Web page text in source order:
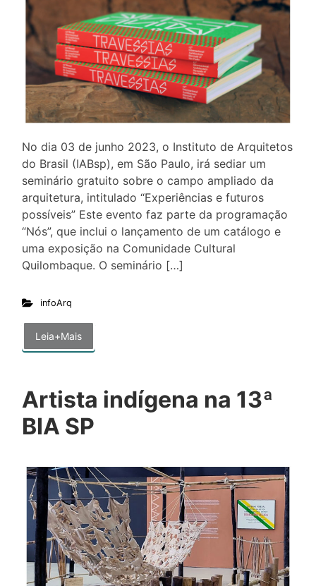
No dia 03 de junho 2023, o Instituto de Arquitetos
do Brasil (IABsp), em São Paulo, irá sediar um
seminário gratuito sobre o campo ampliado da
arquitetura, intitulado “Experiências e futuros
possíveis” Este evento faz parte da programação
“Nós”, que inclui o lançamento de um catálogo e
uma exposição na Comunidade Cultural
Quilombaque. O seminário […]
infoArq
Leia+Mais
Artista indígena na 13ª
BIA SP